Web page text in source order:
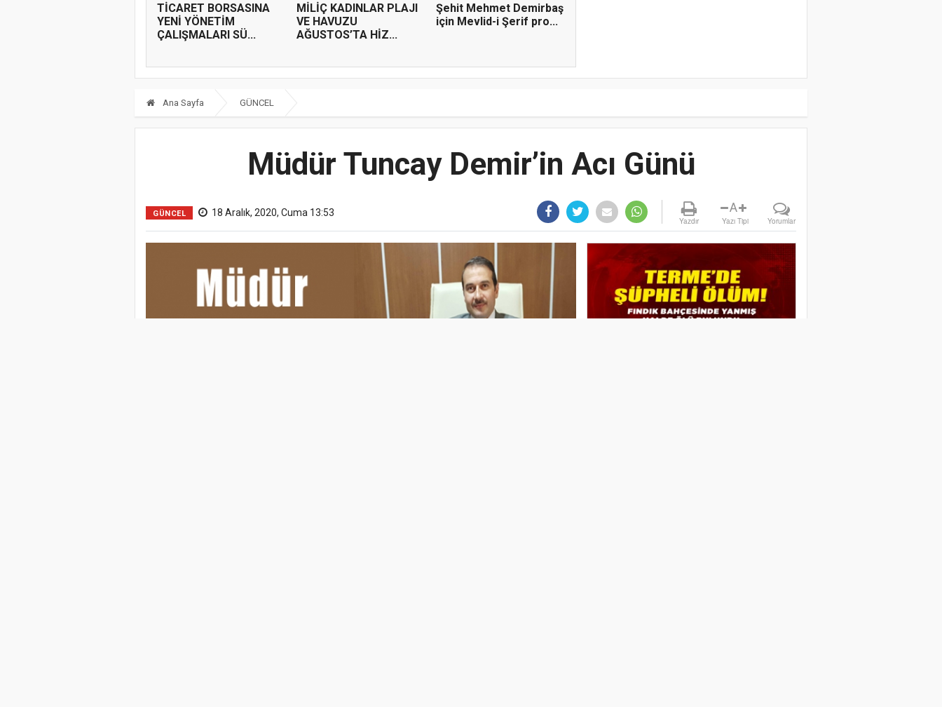
TİCARET BORSASINA
YENİ YÖNETİM
ÇALIŞMALARI SÜ...
MİLİÇ KADINLAR PLAJI
VE HAVUZU
AĞUSTOS’TA HİZ...
Şehit Mehmet Demirbaş
için Mevlid-i Şerif pro...
Ana Sayfa GÜNCEL
Müdür Tuncay Demir’in Acı Günü
GÜNCEL 18 Aralık, 2020, Cuma 13:53
Yazdır
A
Yazı Tipi Yorumlar